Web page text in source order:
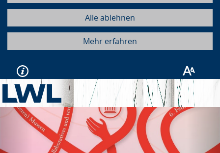
Alle ablehnen
Mehr erfahren
Vorherige